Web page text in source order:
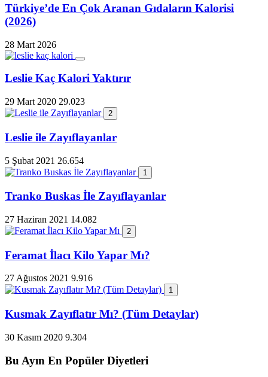
Türkiye’de En Çok Aranan Gıdaların Kalorisi
(2026)
28 Mart 2026
Leslie Kaç Kalori Yaktırır
29 Mart 2020 29.023
2
Leslie ile Zayıflayanlar
5 Şubat 2021 26.654
1
Tranko Buskas İle Zayıflayanlar
27 Haziran 2021 14.082
2
Feramat İlacı Kilo Yapar Mı?
27 Ağustos 2021 9.916
1
Kusmak Zayıflatır Mı? (Tüm Detaylar)
30 Kasım 2020 9.304
Bu Ayın En Popüler Diyetleri